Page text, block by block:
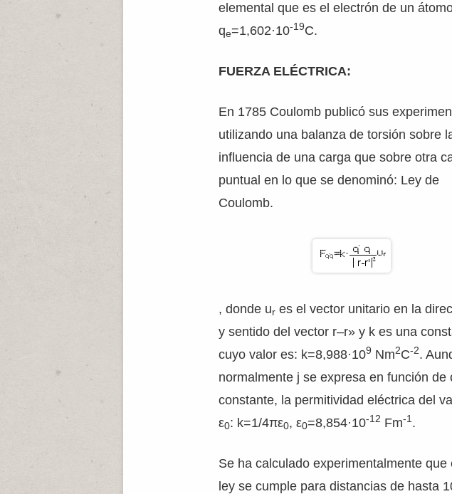
elemental que es el electrón de un
qe=1,602·10-19C.
FUERZA ELÉCTRICA:
En 1785 Coulomb publicó sus
utilizando una balanza de torsión sobre
influencia de una carga que sobre otra
puntual en lo que se denominó: Ley de
Coulomb.
, donde ur es el vector unitario en la
y sentido del vector r–r» y k es una
cuyo valor es: k=8,988·109 Nm2C-2.
normalmente j se expresa en función de
constante, la permitividad eléctrica del
ε0: k=1/4πε0, ε0=8,854·10-12 Fm-1.
Se ha calculado experimentalmente que
ley se cumple para distancias de hasta